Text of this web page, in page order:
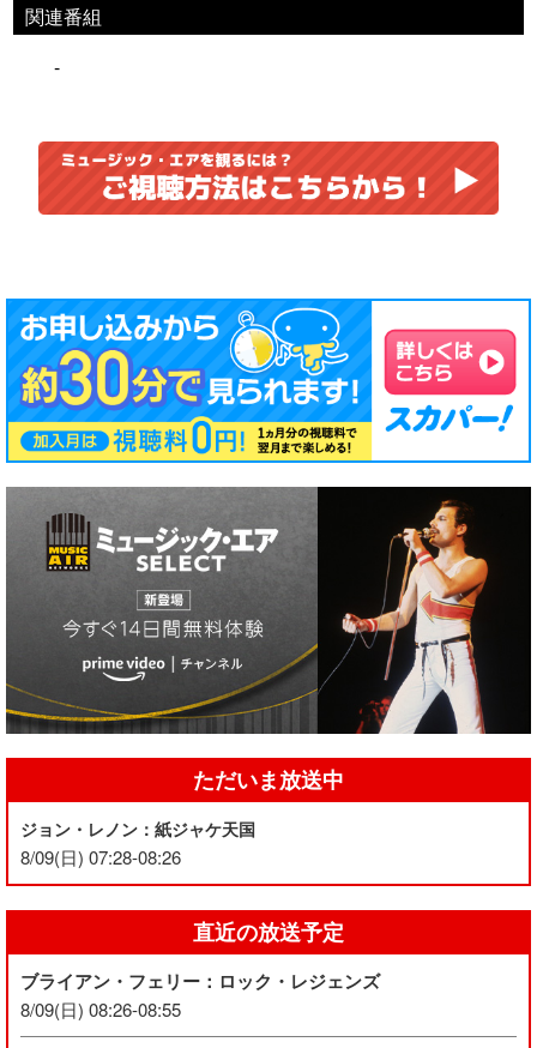
関連番組
-
ただいま放送中
ジョン・レノン：紙ジャケ天国
8/09(日) 07:28-08:26
直近の放送予定
ブライアン・フェリー：ロック・レジェンズ
8/09(日) 08:26-08:55